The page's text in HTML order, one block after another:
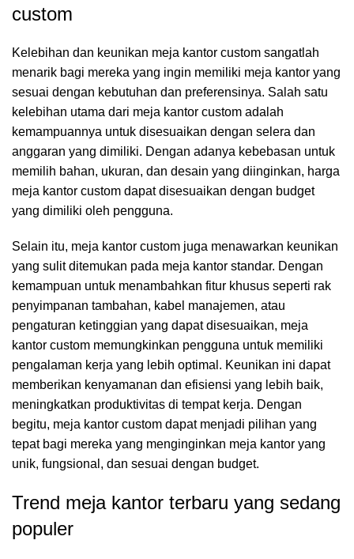
custom
Kelebihan dan keunikan meja kantor custom sangatlah
menarik bagi mereka yang ingin memiliki meja kantor yang
sesuai dengan kebutuhan dan preferensinya. Salah satu
kelebihan utama dari meja kantor custom adalah
kemampuannya untuk disesuaikan dengan selera dan
anggaran yang dimiliki. Dengan adanya kebebasan untuk
memilih bahan, ukuran, dan desain yang diinginkan, harga
meja kantor custom dapat disesuaikan dengan budget
yang dimiliki oleh pengguna.
Selain itu, meja kantor custom juga menawarkan keunikan
yang sulit ditemukan pada meja kantor standar. Dengan
kemampuan untuk menambahkan fitur khusus seperti rak
penyimpanan tambahan, kabel manajemen, atau
pengaturan ketinggian yang dapat disesuaikan, meja
kantor custom memungkinkan pengguna untuk memiliki
pengalaman kerja yang lebih optimal. Keunikan ini dapat
memberikan kenyamanan dan efisiensi yang lebih baik,
meningkatkan produktivitas di tempat kerja. Dengan
begitu, meja kantor custom dapat menjadi pilihan yang
tepat bagi mereka yang menginginkan meja kantor yang
unik, fungsional, dan sesuai dengan budget.
Trend meja kantor terbaru yang sedang
populer